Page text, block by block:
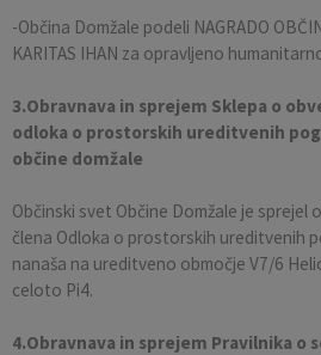
-Občina Domžale podeli NAGRADO
KARITAS IHAN za opravljeno
3.Obravnava in sprejem Sklepa o
odloka o prostorskih ureditvenih
občine domžale
Občinski svet Občine Domžale je sprejel
člena Odloka o prostorskih ureditvenih
nanaša na ureditveno območje V7/6
celoto Pi4.
4.Obravnava in sprejem Pravilnika o